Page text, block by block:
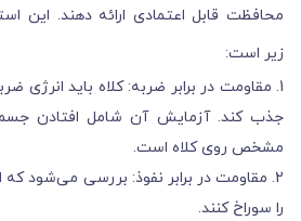
محافظت قابل اعتمادی ارائه دهند. این
زیر است:
1. مقاومت در برابر ضربه: کلاه باید انرژی
مشخص روی کلاه است.
2. مقاومت در برابر نفوذ: بررسی می‌شود که
را سوراخ کنند.